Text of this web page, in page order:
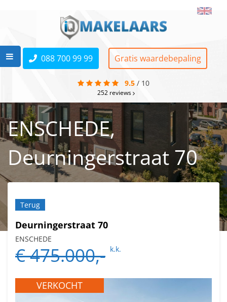
088 700 99 99 Gratis waardebepaling
9.5 / 10
252 reviews
ENSCHEDE,
Deurningerstraat 70
Terug
Deurningerstraat 70
ENSCHEDE
€ 475.000,- k.k.
VERKOCHT